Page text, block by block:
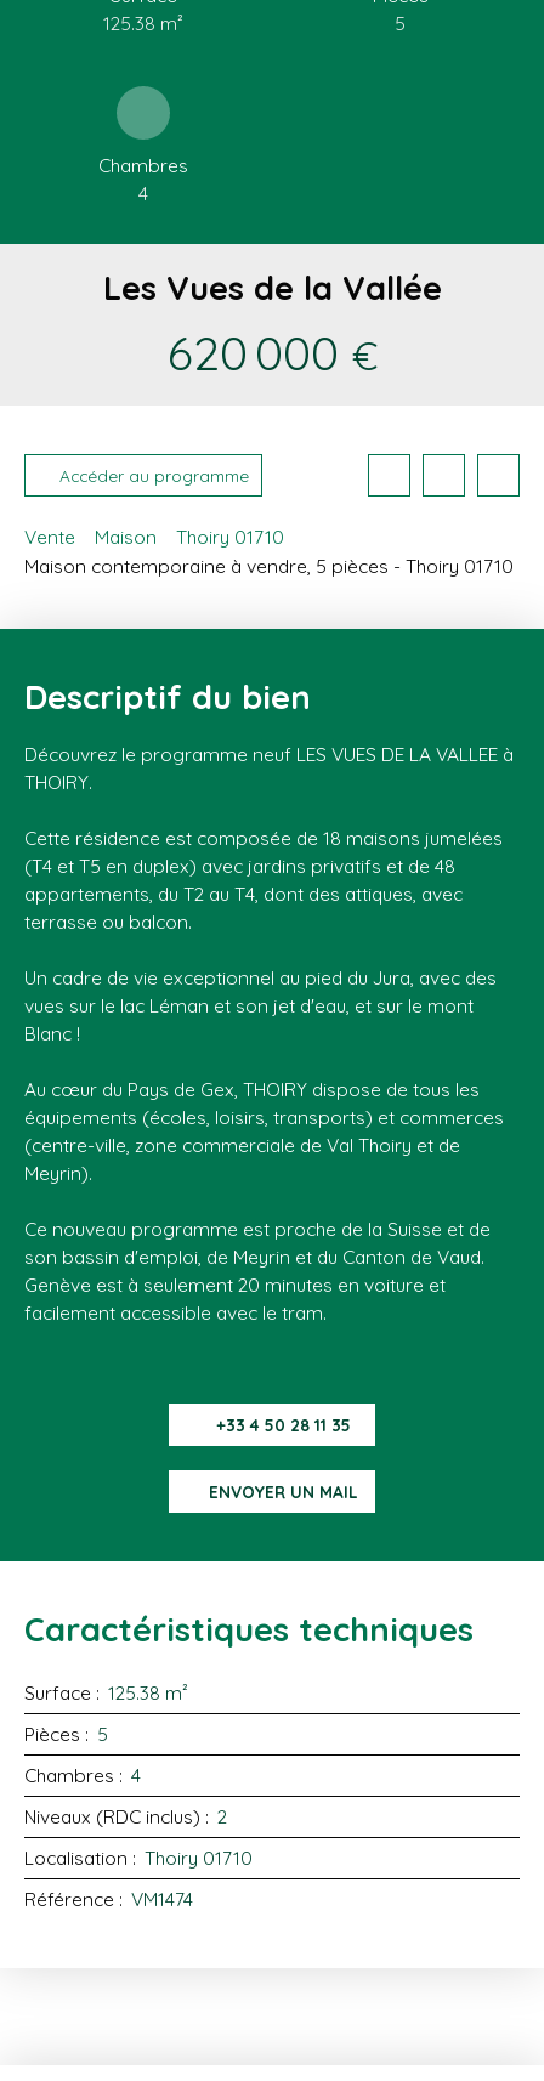
125.38 m²
5
Chambres
4
Les Vues de la Vallée
620 000 €
Accéder au programme
Vente Maison
Thoiry 01710
Maison contemporaine à vendre, 5 pièces - Thoiry 01710
Descriptif du bien
Découvrez le programme neuf LES VUES DE LA VALLEE à
THOIRY.
Cette résidence est composée de 18 maisons jumelées
(T4 et T5 en duplex) avec jardins privatifs et de 48
appartements, du T2 au T4, dont des attiques, avec
terrasse ou balcon.
Un cadre de vie exceptionnel au pied du Jura, avec des
vues sur le lac Léman et son jet d'eau, et sur le mont
Blanc !
Au cœur du Pays de Gex, THOIRY dispose de tous les
équipements (écoles, loisirs, transports) et commerces
(centre-ville, zone commerciale de Val Thoiry et de
Meyrin).
Ce nouveau programme est proche de la Suisse et de
son bassin d'emploi, de Meyrin et du Canton de Vaud.
Genève est à seulement 20 minutes en voiture et
facilement accessible avec le tram.
+33 4 50 28 11 35
ENVOYER UN MAIL
Caractéristiques techniques
Surface : 125.38 m²
Pièces : 5
Chambres : 4
Niveaux (RDC inclus) : 2
Localisation : Thoiry 01710
Référence : VM1474